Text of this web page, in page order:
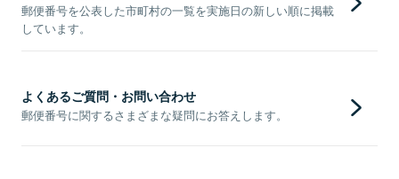
郵便番号を公表した市町村の一覧を実施日の新しい順に掲載
しています。
よくあるご質問・お問い合わせ
郵便番号に関するさまざまな疑問にお答えします。